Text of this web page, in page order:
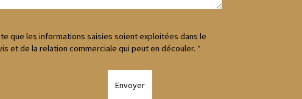
que les informations saisies soient exploitées dans le
et de la relation commerciale qui peut en découler. *